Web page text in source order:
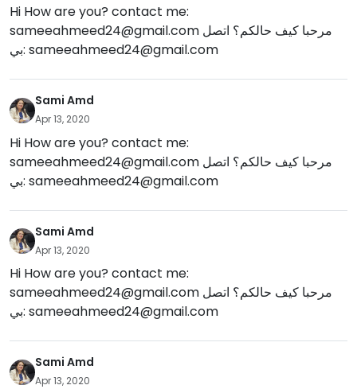
Hi How are you? contact me:
sameeahmeed24@gmail.com
بي: sameeahmeed24@gmail.com
Sami Amd
Apr 13, 2020
Hi How are you? contact me:
sameeahmeed24@gmail.com
بي: sameeahmeed24@gmail.com
Sami Amd
Apr 13, 2020
Hi How are you? contact me:
sameeahmeed24@gmail.com
بي: sameeahmeed24@gmail.com
Sami Amd
Apr 13, 2020